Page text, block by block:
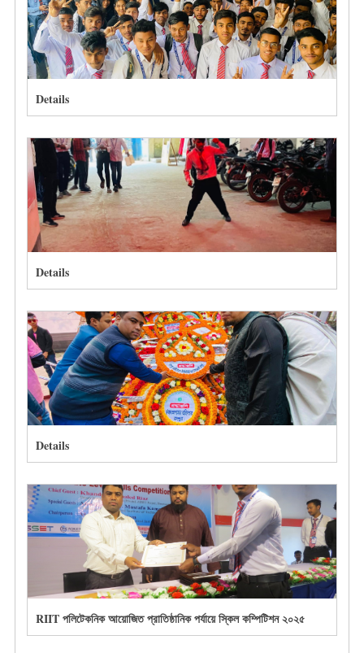
Details
Details
Details
RIIT পলিটেকনিক আয়োজিত প্রাতিষ্ঠানিক পর্যায়ে স্কিল কম্পিটিশন ২০২৫